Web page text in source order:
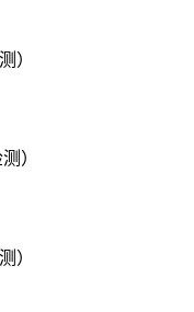
）
）
）